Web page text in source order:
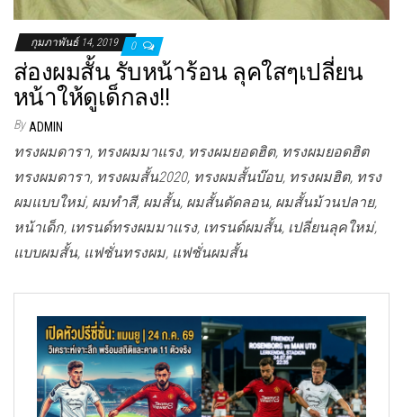
กุมภาพันธ์ 14, 2019 0
ส่องผมสั้น รับหน้าร้อน ลุคใสๆเปลี่ยน
หน้าให้ดูเด็กลง!!
By ADMIN
ทรงผมดารา, ทรงผมมาแรง, ทรงผมยอดฮิต, ทรงผมยอดฮิต
ทรงผมดารา, ทรงผมสั้น2020, ทรงผมสั้นบ๊อบ, ทรงผมฮิต, ทรง
ผมแบบใหม่, ผมทำสี, ผมสั้น, ผมสั้นดัดลอน, ผมสั้นม้วนปลาย,
หน้าเด็ก, เทรนด์ทรงผมมาแรง, เทรนด์ผมสั้น, เปลี่ยนลุคใหม่,
แบบผมสั้น, แฟชั่นทรงผม, แฟชั่นผมสั้น